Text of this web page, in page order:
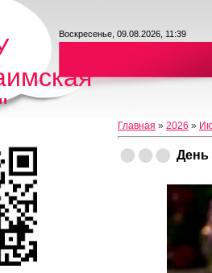
Воскресенье, 09.08.2026, 11:39
Главная » 2026 »
День